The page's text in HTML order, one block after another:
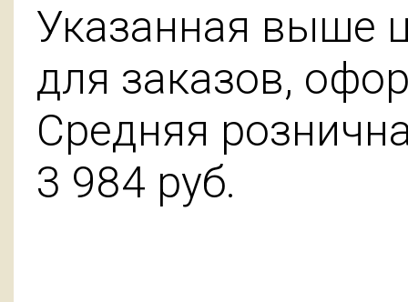
Указанная выше
для заказов,
Средняя
3 984 руб.